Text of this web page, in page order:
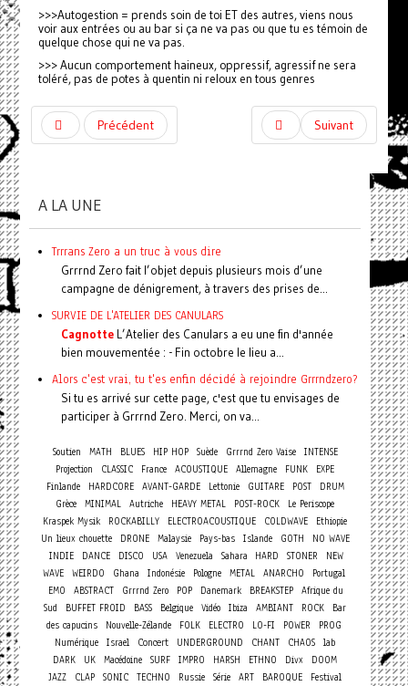
>>>Autogestion = prends soin de toi ET des autres, viens nous
voir aux entrées ou au bar si ça ne va pas ou que tu es témoin de
quelque chose qui ne va pas.
>>> Aucun comportement haineux, oppressif, agressif ne sera
toléré, pas de potes à quentin ni reloux en tous genres
Précédent Suivant
A LA UNE
Trrrans Zero a un truc à vous dire
Grrrnd Zero fait l’objet depuis plusieurs mois d’une
campagne de dénigrement, à travers des prises de...
SURVIE DE L'ATELIER DES CANULARS
CagnotteL’Atelier des Canulars a eu une fin d'année
bien mouvementée : - Fin octobre le lieu a...
Alors c'est vrai, tu t'es enfin décidé à rejoindre Grrrndzero?
Si tu es arrivé sur cette page, c'est que tu envisages de
participer à Grrrnd Zero. Merci, on va...
Soutien MATH BLUES HIP HOP Suède Grrrnd Zero Vaise
INTENSE
Projection
CLASSIC France ACOUSTIQUE Allemagne FUNK
EXPE
Finlande
HARDCORE AVANT-GARDE Lettonie GUITARE POST
DRUM
Grèce MINIMAL Autriche HEAVY METAL POST-ROCK
Le Periscope
Kraspek Mysik
ROCKABILLY ELECTROACOUSTIQUE COLDWAVE
Ethiopie
Un lieux chouette
DRONE Malaysie Pays-bas Islande GOTH
NO WAVE
INDIE
DANCE DISCO USA Venezuela Sahara HARD STONER
NEW
WAVE WEIRDO Ghana Indonésie Pologne METAL ANARCHO
Portugal
EMO
ABSTRACT Grrrnd Zero POP Danemark BREAKSTEP Afrique du
Sud
BUFFET FROID BASS Belgique Vidéo Ibiza AMBIANT ROCK
Bar
des capucins
Nouvelle-Zélande FOLK ELECTRO LO-FI POWER
PROG
Numérique Israel Concert UNDERGROUND CHANT CHAOS lab
DARK
UK Macédoine SURF IMPRO HARSH ETHNO Divx
DOOM
JAZZ
CLAP SONIC TECHNO Russie Série ART BAROQUE
Festival